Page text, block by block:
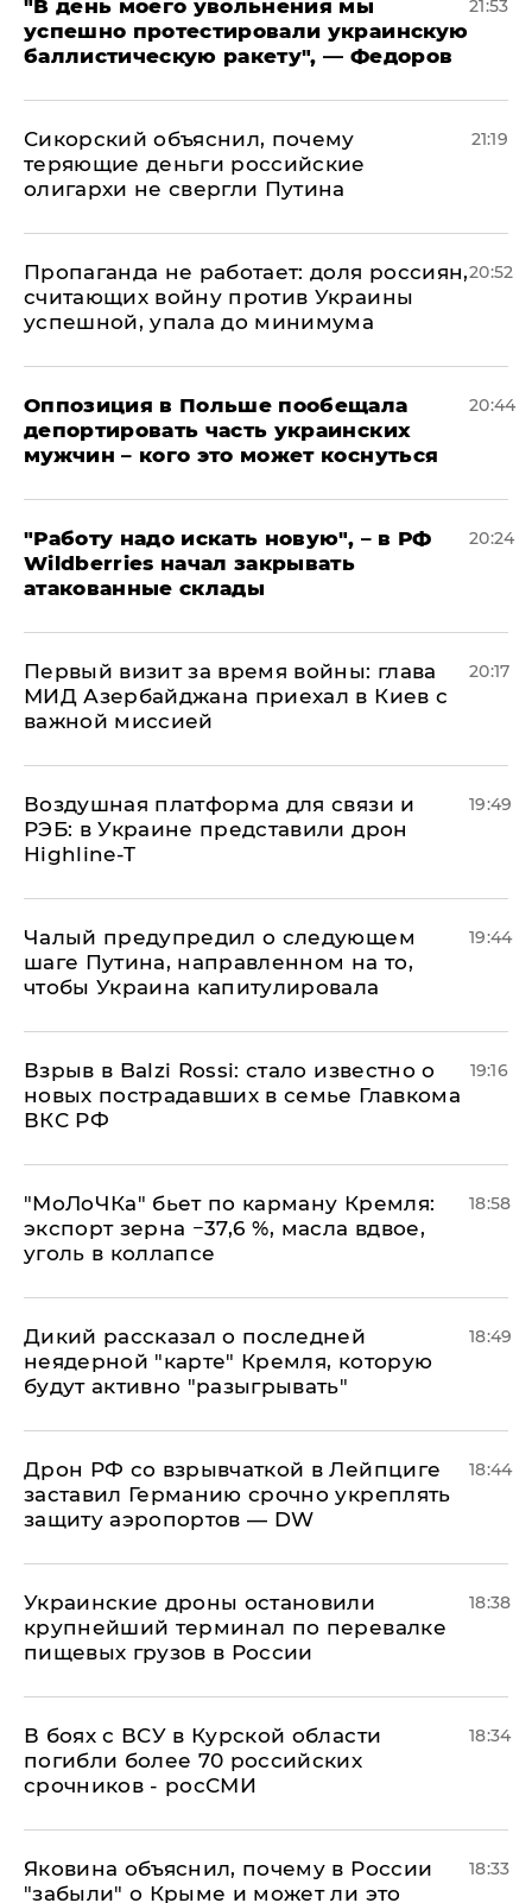
​"В день моего увольнения мы
успешно протестировали украинскую
баллистическую ракету", — Федоров
21:53
Сикорский объяснил, почему
теряющие деньги российские
олигархи не свергли Путина
21:19
​Пропаганда не работает: доля россиян,
считающих войну против Украины
успешной, упала до минимума
20:52
Оппозиция в Польше пообещала
депортировать часть украинских
мужчин – кого это может коснуться
20:44
"Работу надо искать новую", – в РФ
Wildberries начал закрывать
атакованные склады
20:24
Первый визит за время войны: глава
МИД Азербайджана приехал в Киев с
важной миссией
20:17
Воздушная платформа для связи и
РЭБ: в Украине представили дрон
Highline-T
19:49
Чалый предупредил о следующем
шаге Путина, направленном на то,
чтобы Украина капитулировала
19:44
Взрыв в Balzi Rossi: стало известно о
новых пострадавших в семье Главкома
ВКС РФ
19:16
​"МоЛоЧКа" бьет по карману Кремля:
экспорт зерна −37,6 %, масла вдвое,
уголь в коллапсе
18:58
Дикий рассказал о последней
неядерной "карте" Кремля, которую
будут активно "разыгрывать"
18:49
​Дрон РФ со взрывчаткой в Лейпциге
заставил Германию срочно укреплять
защиту аэропортов — DW
18:44
Украинские дроны остановили
крупнейший терминал по перевалке
пищевых грузов в России
18:38
В боях с ВСУ в Курской области
погибли более 70 российских
срочников - росСМИ
18:34
Яковина объяснил, почему в России
"забыли" о Крыме и может ли это
18:33